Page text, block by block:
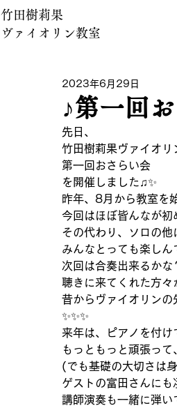
竹田樹莉果
​ヴァイオリン教室
♪第一回
2023年6月29日
先日、
竹田樹莉果ヴァイオリ
第一回おさらい会
を開催しました♫✨
昨年、8月から教室を
今回はほぼ皆んなが
その代わり、ソロの
みんなとっても楽し
次回は合奏出来るかな
聴きに来てくれた方
昔からヴァイオリン
✨✨✨
来年は、ピアノを付
もっともっと頑張っ
(でも基礎の大切さは
ゲストの富田さんに
講師演奏も一緒に弾